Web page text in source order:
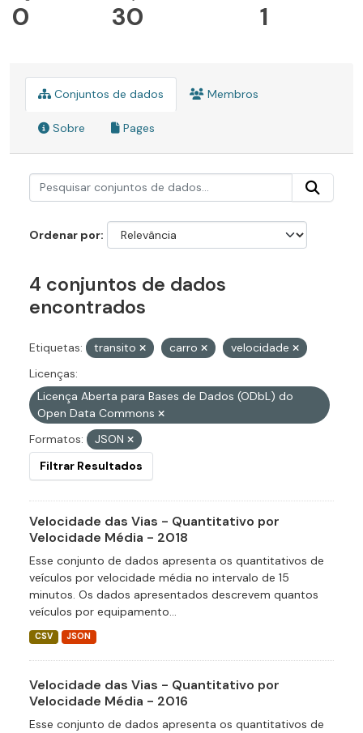
0 30 1
Conjuntos de dados Membros
Sobre Pages
Ordenar por
4 conjuntos de dados
encontrados
Etiquetas: transito carro
velocidade
Licenças:
Licença Aberta para Bases de Dados (ODbL) do
Open Data Commons
Formatos:
JSON
Filtrar Resultados
Velocidade das Vias - Quantitativo por
Velocidade Média - 2018
Esse conjunto de dados apresenta os quantitativos de
veículos por velocidade média no intervalo de 15
minutos. Os dados apresentados descrevem quantos
veículos por equipamento...
CSV JSON
Velocidade das Vias - Quantitativo por
Velocidade Média - 2016
Esse conjunto de dados apresenta os quantitativos de